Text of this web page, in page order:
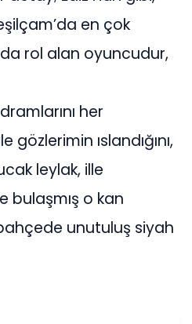
en çok
rol alan oyuncudur,
her
ıslandığını,
leylak, ille
bulaşmış o kan
unutuluş siyah